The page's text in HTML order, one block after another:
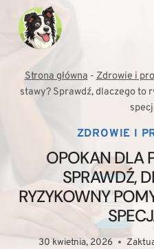
Przejdź
treści
Strona główna-Zdrowie i
stawy? Sprawdź, dlaczego to
ZDROWIE I
OPOKAN DLA
SPRAWDŹ,
RYZYKOWNY
30 kwietnia, 2026